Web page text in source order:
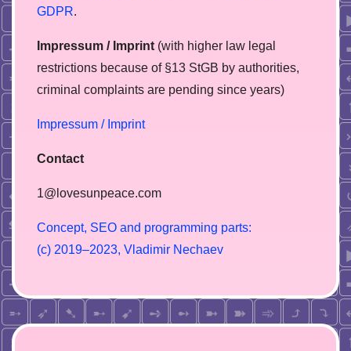
GDPR.
Impressum / Imprint (with higher law legal
restrictions because of §13 StGB by authorities,
сriminal complaints are pending since years)
Impressum / Imprint
Contact
1@lovesunpeace.com
Concept, SEO and programming parts:
(c) 2019–2023, V adimir Nechaev